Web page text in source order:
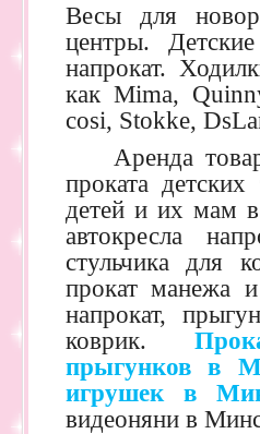
Весы для
центры.
напрокат.
как Mima,
cosi, Stokke,
Аренда
проката
детей и их мам в
автокресла
стульчика для
прокат манежа
напрокат,
коврик.
прыгунков в
игрушек в
видеоняни в